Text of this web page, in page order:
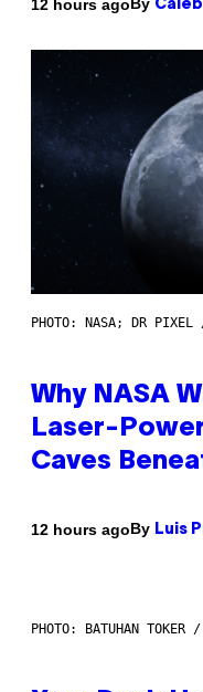
12 hours ago By
PHOTO: NASA; DR PIXEL
Why NASA
Laser-
Caves
12 hours agoBy Luis
PHOTO: BATUHAN TOKER